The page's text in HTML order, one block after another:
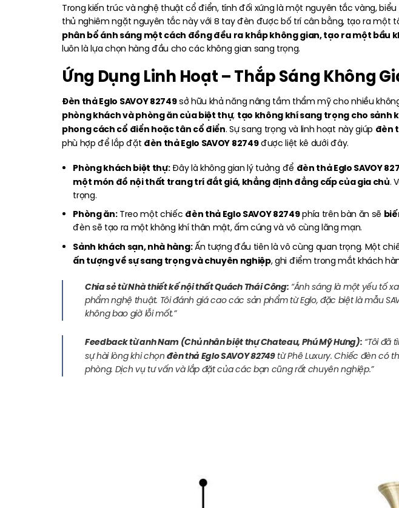
Trong kiến trúc và nghệ thuật cổ điển, tính đối xứng là một nguyên tắc vàng,
thủ nghiêm ngặt nguyên tắc này với 8 tay đèn được bố trí cân bằng, tạo ra một
phân bổ ánh sáng một cách đồng đều ra khắp không gian, tạo ra một bầu
luôn là lựa chọn hàng đầu cho các không gian sang trọng.
Ứng Dụng Linh Hoạt – Thắp Sáng Không
Đèn thả Eglo SAVOY 82749sở hữu khả năng nâng tầm thẩm mỹ cho nhiều
phòng khách và phòng ăn của biệt thự, tạo không khí sang trọng cho sảnh
phong cách cổ điển hoặc tân cổ điển. Sự sang trọng và linh hoạt này giúp đèn
phù hợp để lắp đặt đèn thả Eglo SAVOY 82749được liệt kê dưới đây.
Phòng khách biệt thự:Đây là không gian lý tưởng để đèn thả Eglo SAVOY
một món đồ nội thất trang trí đắt giá, khẳng định đẳng cấp của gia chủ.
trọng.
Phòng ăn:Treo một chiếc đèn thả Eglo SAVOY 82749phía trên bàn ăn sẽ
đèn sẽ tạo ra một không khí thân mật, ấm cúng và vô cùng lãng mạn.
Sảnh khách sạn, nhà hàng:Ấn tượng đầu tiên là vô cùng quan trọng. Một
ấn tượng về sự sang trọng và chuyên nghiệp, ghi điểm trong mắt khách
Chia sẻ từ Nhà thiết kế nội thất Quách Thái Công: “Ánh sáng là một yếu tố
phẩm nghệ thuật. Tôi đánh giá cao các sản phẩm từ Eglo, đặc biệt là mẫu
không bao giờ lỗi mốt.”
Feedback từ anh Nam (Chủ nhân biệt thự Chateau, Phú Mỹ Hưng): “Tôi đã
sự hài lòng khi chọnđèn thả Eglo SAVOY 82749từ Phê Luxury. Chiếc đèn có
phòng. Dịch vụ tư vấn và lắp đặt của các bạn cũng rất chuyên nghiệp.”